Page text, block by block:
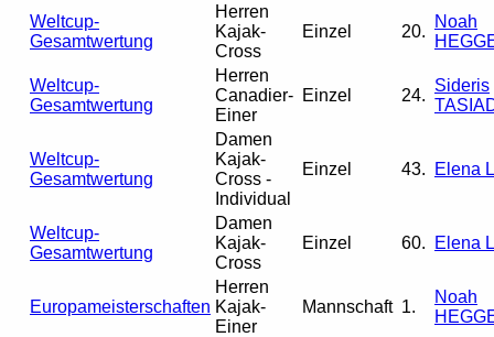
Weltcup-
Gesamtwertung
Herren
Kajak-
Cross
Einzel 20.
Noah
Weltcup-
Gesamtwertung
Herren
Canadier-
Einer
Einzel 24.
Sideris
Weltcup-
Gesamtwertung
Damen
Kajak-
Cross -
Individual
Einzel 43. Elena
Weltcup-
Gesamtwertung
Damen
Kajak-
Cross
Einzel 60. Elena
Europameisterschaften
Herren
Kajak-
Einer
Mannschaft 1.
Noah